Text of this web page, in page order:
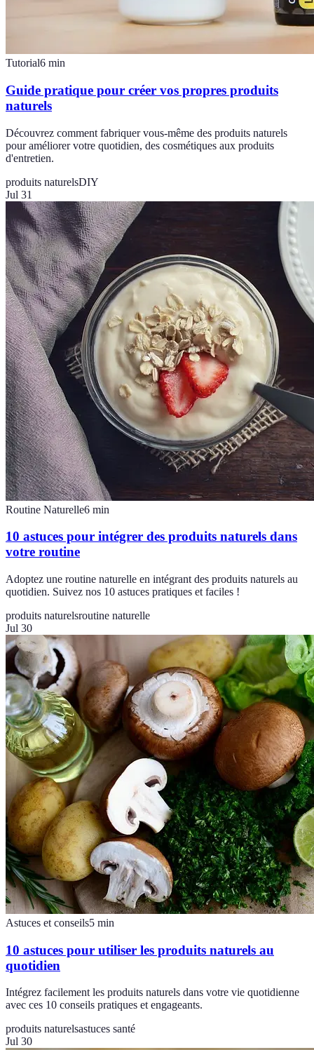
Tutorial6 min
Guide pratique pour créer vos propres produits
naturels
Découvrez comment fabriquer vous-même des produits naturels
pour améliorer votre quotidien, des cosmétiques aux produits
d'entretien.
produits naturelsDIY
Jul 31
Routine Naturelle6 min
10 astuces pour intégrer des produits naturels dans
votre routine
Adoptez une routine naturelle en intégrant des produits naturels au
quotidien. Suivez nos 10 astuces pratiques et faciles !
produits naturelsroutine naturelle
Jul 30
Astuces et conseils5 min
10 astuces pour utiliser les produits naturels au
quotidien
Intégrez facilement les produits naturels dans votre vie quotidienne
avec ces 10 conseils pratiques et engageants.
produits naturelsastuces santé
Jul 30